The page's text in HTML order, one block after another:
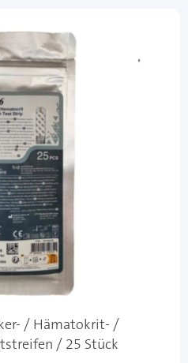
/ Hämatokrit- /
/ 25 Stück